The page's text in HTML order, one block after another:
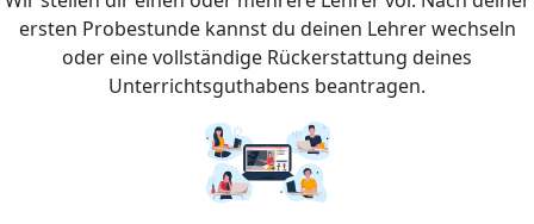
ersten Probestunde kannst du deinen Lehrer wechseln
oder eine vollständige Rückerstattung deines
Unterrichtsguthabens beantragen.